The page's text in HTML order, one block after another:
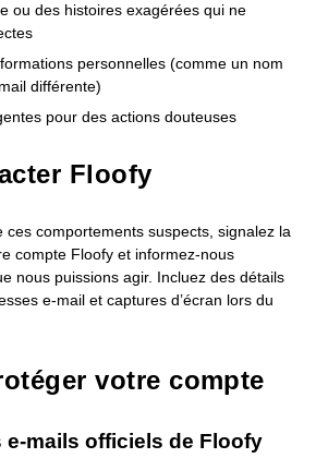
ou des histoires exagérées qui ne
personnelles (comme un nom
différente)
pour des actions douteuses
Floofy
ces comportements suspects, signalez la
compte Floofy et informez-nous
nous puissions agir. Incluez des détails
e-mail et captures d’écran lors du
votre compte
e-mails officiels de Floofy